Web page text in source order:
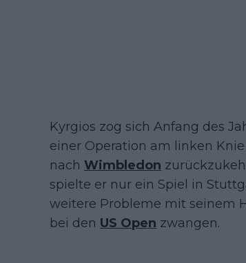
Kyrgios zog sich Anfang des
einer Operation am linken
nach Wimbledon
spielte er nur ein Spiel in
weitere Probleme mit seinem
bei den US Open zwangen.